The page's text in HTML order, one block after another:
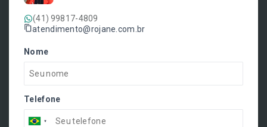
(41) 99817-4809
atendimento@rojane.com.br
Nome
Telefone